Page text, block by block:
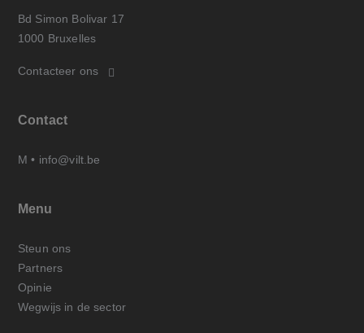
Bd Simon Bolivar 17
1000 Bruxelles
Contacteer ons
Contact
M • info@vilt.be
Menu
Steun ons
Partners
Opinie
Wegwijs in de sector